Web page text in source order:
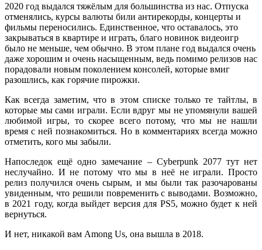
2020 год выдался тяжёлым для большинства из нас. Отпуска
отменялись, курсы валюты били антирекорды, концерты и
фильмы переносились. Единственное, что оставалось, это
закрываться в квартире и играть, благо новинок видеоигр
было не меньше, чем обычно. В этом плане год выдался очень
даже хорошим и очень насыщенным, ведь помимо релизов нас
порадовали новым поколением консолей, которые вмиг
разошлись, как горячие пирожки.
Как всегда заметим, что в этом списке только те тайтлы, в
которые мы сами играли. Если вдруг мы не упомянули вашей
любимой игры, то скорее всего потому, что мы не нашли
время с ней познакомиться. Но в комментариях всегда можно
отметить, кого мы забыли.
Напоследок ещё одно замечание – Cyberpunk 2077 тут нет
неслучайно. И не потому что мы в неё не играли. Просто
релиз получился очень сырым, и мы были так разочарованы
увиденным, что решили повременить с выводами. Возможно,
в 2021 году, когда выйдет версия для PS5, можно будет к ней
вернуться.
И нет, никакой вам Among Us, она вышла в 2018.